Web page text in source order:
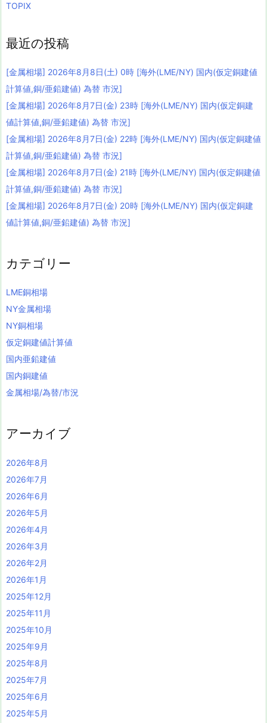
TOPIX
最近の投稿
[金属相場] 2026年8月8日(土) 0時 [海外(LME/NY) 国内(仮定銅建値
計算値,銅/亜鉛建値) 為替 市況]
[金属相場] 2026年8月7日(金) 23時 [海外(LME/NY) 国内(仮定銅建
値計算値,銅/亜鉛建値) 為替 市況]
[金属相場] 2026年8月7日(金) 22時 [海外(LME/NY) 国内(仮定銅建値
計算値,銅/亜鉛建値) 為替 市況]
[金属相場] 2026年8月7日(金) 21時 [海外(LME/NY) 国内(仮定銅建値
計算値,銅/亜鉛建値) 為替 市況]
[金属相場] 2026年8月7日(金) 20時 [海外(LME/NY) 国内(仮定銅建
値計算値,銅/亜鉛建値) 為替 市況]
カテゴリー
LME銅相場
NY金属相場
NY銅相場
仮定銅建値計算値
国内亜鉛建値
国内銅建値
金属相場/為替/市況
アーカイブ
2026年8月
2026年7月
2026年6月
2026年5月
2026年4月
2026年3月
2026年2月
2026年1月
2025年12月
2025年11月
2025年10月
2025年9月
2025年8月
2025年7月
2025年6月
2025年5月